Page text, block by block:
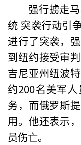
强行掳走
统 突袭行动引
进行了突袭，
到纽约接受审
吉尼亚州纽波
约200名美军
务，而俄罗斯
用。他还表示
员伤亡。